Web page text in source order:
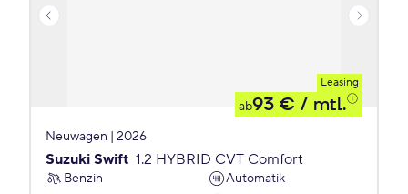
Leasing
ab93 € / mtl.
Neuwagen | 2026
Suzuki Swift 1.2 HYBRID CVT Comfort
Benzin
Automatik